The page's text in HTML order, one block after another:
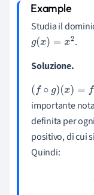
Studia il
g(x)= x2
.
Soluzione.
(f∘ g)(x)=f(g (x)) =
importante
definita per
positivo, di cui
Quindi: